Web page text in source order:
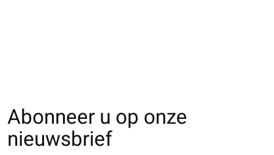
Abonneer u op onze
nieuwsbrief